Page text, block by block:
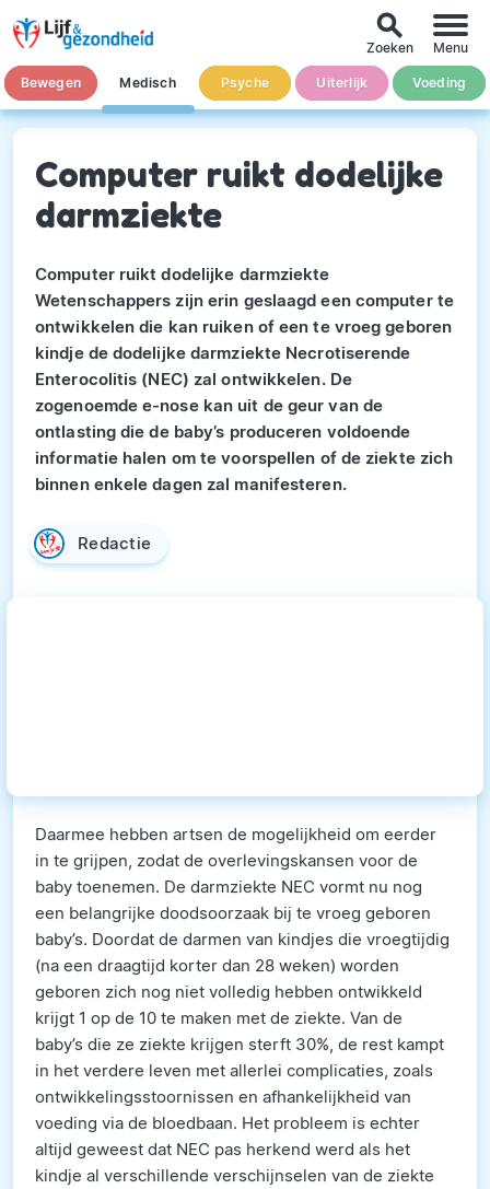
Bewegen Medisch Psyche Uiterlijk Voeding
search
Zoeken Menu
Computer ruikt dodelijke
darmziekte
Computer ruikt dodelijke darmziekte
Wetenschappers zijn erin geslaagd een computer te
ontwikkelen die kan ruiken of een te vroeg geboren
kindje de dodelijke darmziekte Necrotiserende
Enterocolitis (NEC) zal ontwikkelen. De
zogenoemde e-nose kan uit de geur van de
ontlasting die de baby’s produceren voldoende
informatie halen om te voorspellen of de ziekte zich
binnen enkele dagen zal manifesteren.
Redactie
Daarmee hebben artsen de mogelijkheid om eerder
in te grijpen, zodat de overlevingskansen voor de
baby toenemen. De darmziekte NEC vormt nu nog
een belangrijke doodsoorzaak bij te vroeg geboren
baby’s. Doordat de darmen van kindjes die vroegtijdig
(na een draagtijd korter dan 28 weken) worden
geboren zich nog niet volledig hebben ontwikkeld
krijgt 1 op de 10 te maken met de ziekte. Van de
baby’s die ze ziekte krijgen sterft 30%, de rest kampt
in het verdere leven met allerlei complicaties, zoals
ontwikkelingsstoornissen en afhankelijkheid van
voeding via de bloedbaan. Het probleem is echter
altijd geweest dat NEC pas herkend werd als het
kindje al verschillende verschijnselen van de ziekte